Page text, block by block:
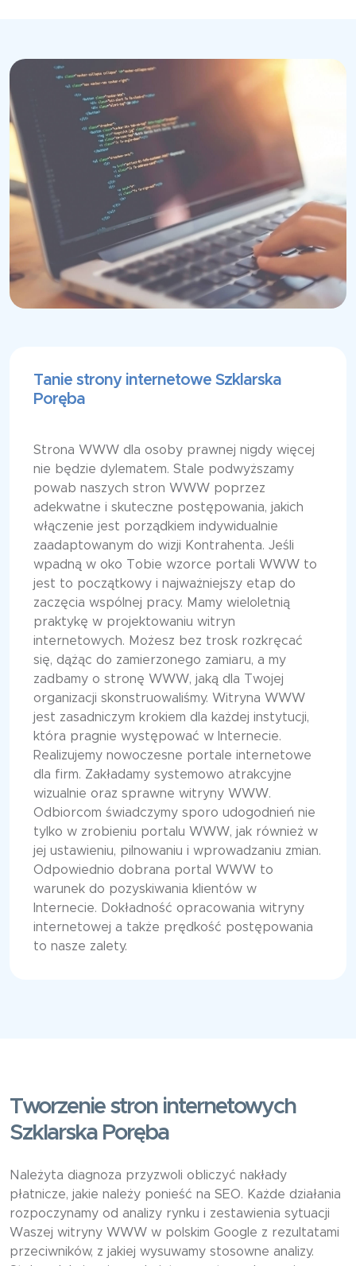
Tanie strony internetowe Szklarska
Poręba
Strona WWW dla osoby prawnej nigdy więcej
nie będzie dylematem. Stale podwyższamy
powab naszych stron WWW poprzez
adekwatne i skuteczne postępowania, jakich
włączenie jest porządkiem indywidualnie
zaadaptowanym do wizji Kontrahenta. Jeśli
wpadną w oko Tobie wzorce portali WWW to
jest to początkowy i najważniejszy etap do
zaczęcia wspólnej pracy. Mamy wieloletnią
praktykę w projektowaniu witryn
internetowych. Możesz bez trosk rozkręcać
się, dążąc do zamierzonego zamiaru, a my
zadbamy o stronę WWW, jaką dla Twojej
organizacji skonstruowaliśmy. Witryna WWW
jest zasadniczym krokiem dla każdej instytucji,
która pragnie występować w Internecie.
Realizujemy nowoczesne portale internetowe
dla firm. Zakładamy systemowo atrakcyjne
wizualnie oraz sprawne witryny WWW.
Odbiorcom świadczymy sporo udogodnień nie
tylko w zrobieniu portalu WWW, jak również w
jej ustawieniu, pilnowaniu i wprowadzaniu zmian.
Odpowiednio dobrana portal WWW to
warunek do pozyskiwania klientów w
Internecie. Dokładność opracowania witryny
internetowej a także prędkość postępowania
to nasze zalety.
Tworzenie stron internetowych
Szklarska Poręba
Należyta diagnoza przyzwoli obliczyć nakłady
płatnicze, jakie należy ponieść na SEO. Każde działania
rozpoczynamy od analizy rynku i zestawienia sytuacji
Waszej witryny WWW w polskim Google z rezultatami
przeciwników, z jakiej wysuwamy stosowne analizy.